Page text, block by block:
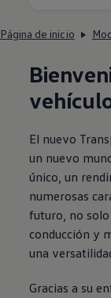
Página de inicio
El nuevo
un nuevo
único, un
numerosas
futuro, no
conducción y
una
Gracias a su